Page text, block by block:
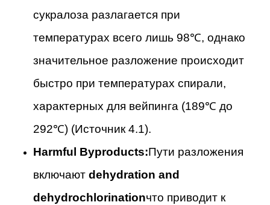
сукралоза разлагается при
температурах всего лишь 98℃, однако
значительное разложение происходит
быстро при температурах спирали,
характерных для вейпинга (189℃ до
292℃) (Источник 4.1).
Harmful Byproducts:Пути разложения
включают dehydration and
dehydrochlorinationчто приводит к